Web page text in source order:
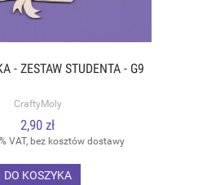
- ZESTAW STUDENTA - G9
CraftyMoly
2,90 zł
VAT, bez kosztów dostawy
DO KOSZYKA